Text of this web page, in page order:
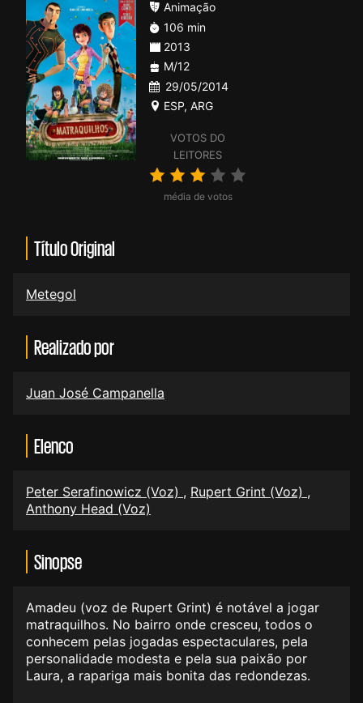
VOTOS DO
LEITORES
média de votos
Animação
106 min
2013
M/12
29/05/2014
ESP, ARG
Título Original
Metegol
Realizado por
Juan José Campanella
Elenco
Peter Serafinowicz (Voz) , Rupert Grint (Voz) ,
Anthony Head (Voz)
Sinopse
Amadeu (voz de Rupert Grint) é notável a jogar
matraquilhos. No bairro onde cresceu, todos o
conhecem pelas jogadas espectaculares, pela
personalidade modesta e pela sua paixão por
Laura, a rapariga mais bonita das redondezas.